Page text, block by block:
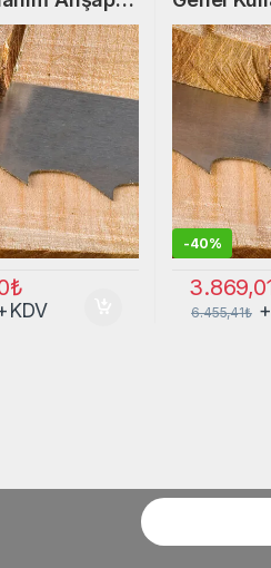
₺
Şerit
-40%
6.455,41₺